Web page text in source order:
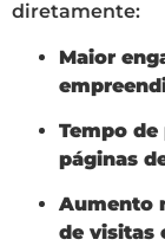
diretamente:
Maior
Tempo
páginas
Aumento
de visitas